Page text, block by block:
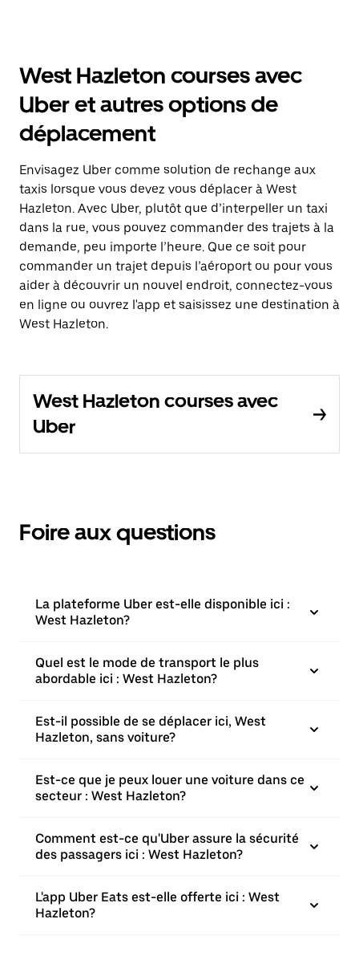
West Hazleton courses avec
Uber et autres options de
déplacement
Envisagez Uber comme solution de rechange aux
taxis lorsque vous devez vous déplacer à West
Hazleton. Avec Uber, plutôt que d’interpeller un taxi
dans la rue, vous pouvez commander des trajets à la
demande, peu importe l’heure. Que ce soit pour
commander un trajet depuis l’aéroport ou pour vous
aider à découvrir un nouvel endroit, connectez-vous
en ligne ou ouvrez l'app et saisissez une destination à
West Hazleton.
West Hazleton courses avec
Uber
Foire aux questions
La plateforme Uber est-elle disponible ici :
West Hazleton?
Quel est le mode de transport le plus
abordable ici : West Hazleton?
Est-il possible de se déplacer ici, West
Hazleton, sans voiture?
Est-ce que je peux louer une voiture dans ce
secteur : West Hazleton?
Comment est-ce qu'Uber assure la sécurité
des passagers ici : West Hazleton?
L'app Uber Eats est-elle offerte ici : West
Hazleton?